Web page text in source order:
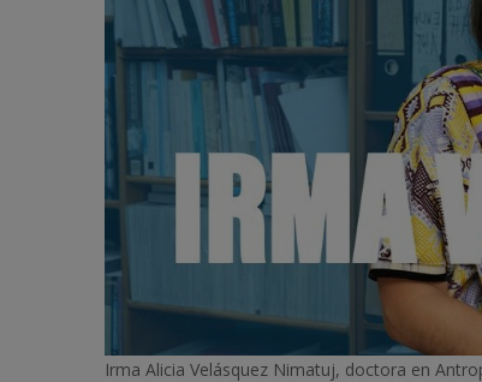
Irma Alicia Velásquez Nimatuj, doctora en